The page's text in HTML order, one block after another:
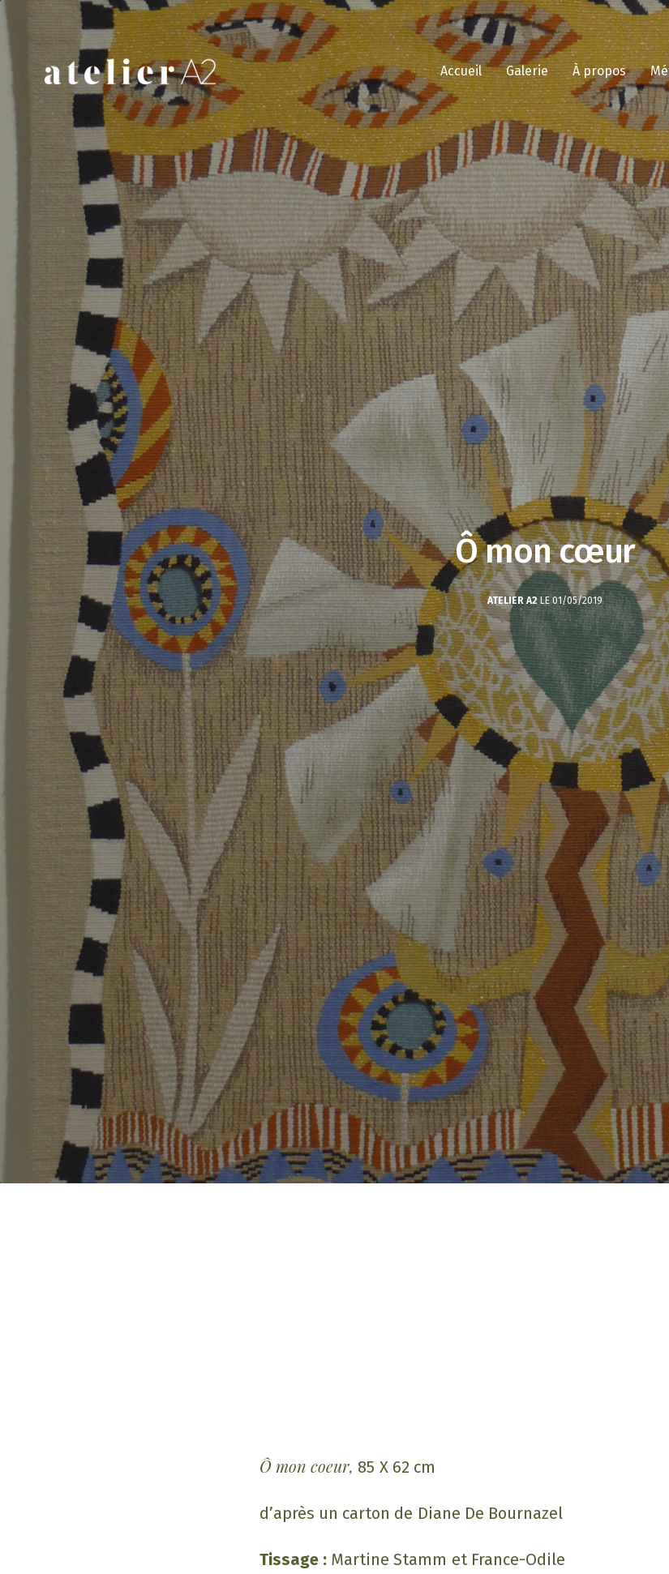
Accueil Galerie À propos
Ô mon cœur
ATELIER A2LE 01/05/2019
Ô mon coeur, 85 X 62 cm
d’après un carton de Diane De Bournazel
Tissage : Martine Stamm et France-Odile